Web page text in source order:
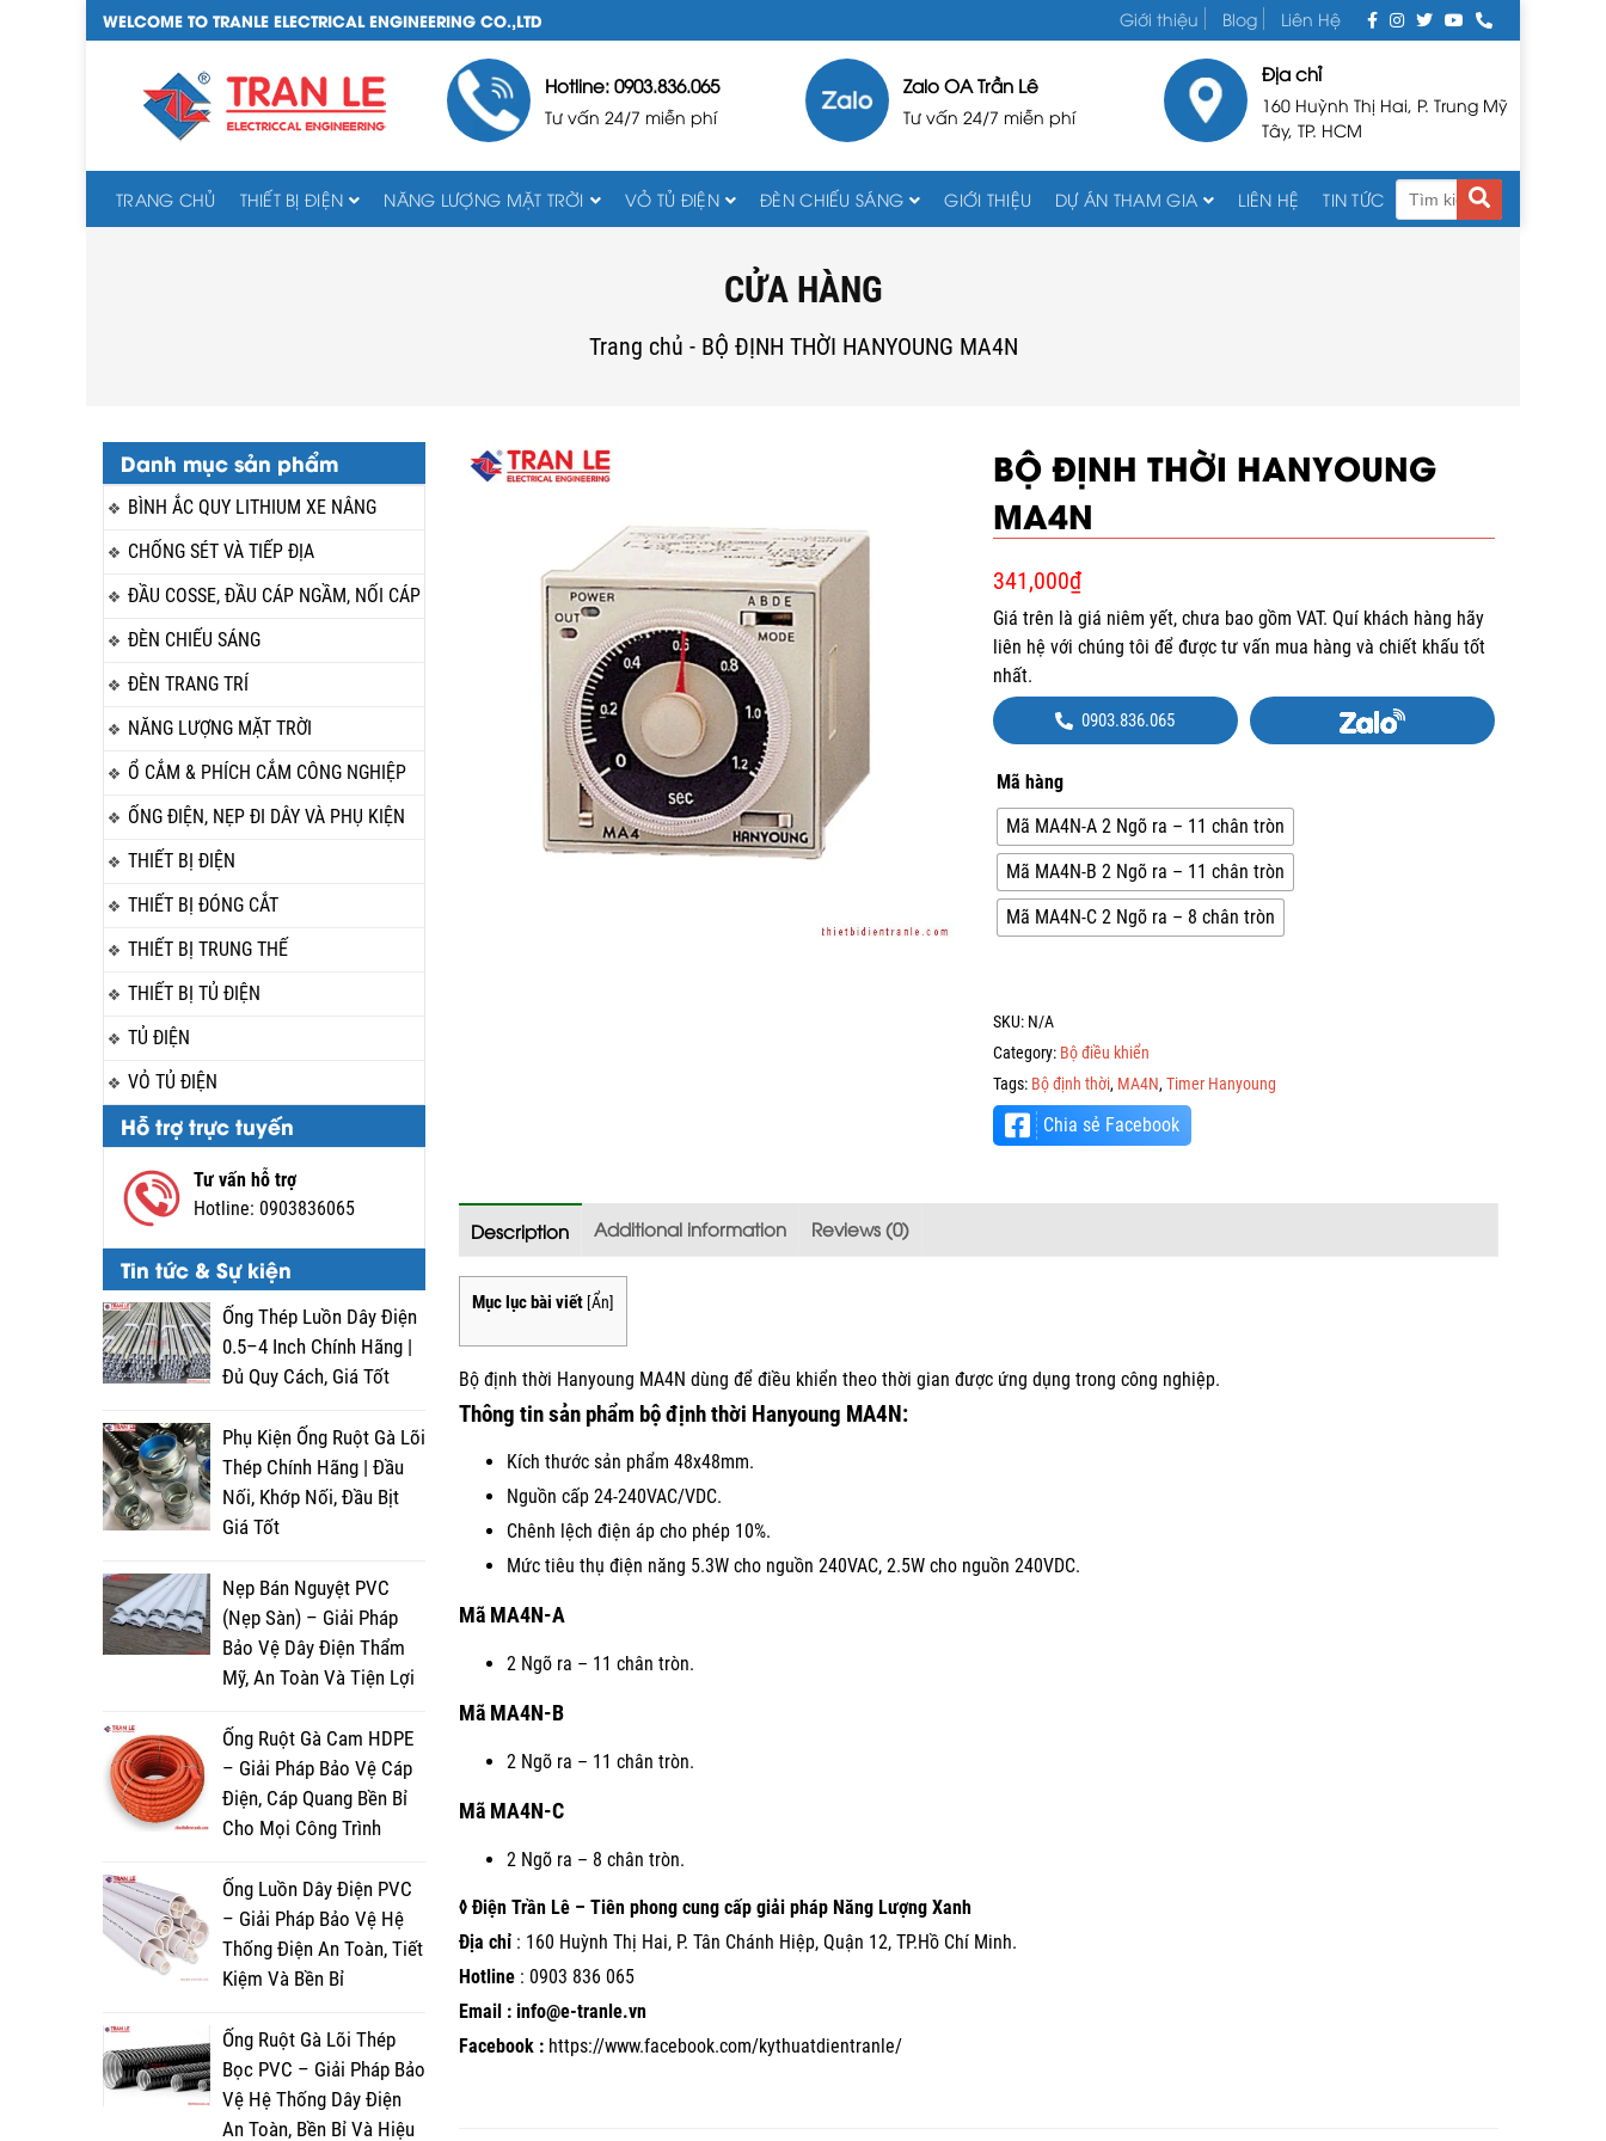
WELCOME TO TRANLE ELECTRICAL ENGINEERING CO.,LTD Giới thiệu Blog Liên Hệ
Hotline: 0903.836.065
Tư vấn 24/7 miễn phí
Zalo OA Trần Lê
Tư vấn 24/7 miễn phí
Địa chỉ
160 Huỳnh Thị Hai, P. Trung Mỹ
Tây, TP. HCM
TRANG CHỦ THIẾT BỊ ĐIỆN NĂNG LƯỢNG MẶT TRỜI VỎ TỦ ĐIỆN ĐÈN CHIẾU SÁNG GIỚI THIỆU DỰ ÁN THAM GIA LIÊN HỆ TIN TỨC
CỬA HÀNG
Trang chủ - BỘ ĐỊNH THỜI HANYOUNG MA4N
Danh mục sản phẩm
BÌNH ẮC QUY LITHIUM XE NÂNG
CHỐNG SÉT VÀ TIẾP ĐỊA
ĐẦU COSSE, ĐẦU CÁP NGẦM, NỐI CÁP
ĐÈN CHIẾU SÁNG
ĐÈN TRANG TRÍ
NĂNG LƯỢNG MẶT TRỜI
Ổ CẮM & PHÍCH CẮM CÔNG NGHIỆP
ỐNG ĐIỆN, NẸP ĐI DÂY VÀ PHỤ KIỆN
THIẾT BỊ ĐIỆN
THIẾT BỊ ĐÓNG CẮT
THIẾT BỊ TRUNG THẾ
THIẾT BỊ TỦ ĐIỆN
TỦ ĐIỆN
VỎ TỦ ĐIỆN
Hỗ trợ trực tuyến
Tư vấn hỗ trợ
Hotline: 0903836065
Tin tức & Sự kiện
Ống Thép Luồn Dây Điện
0.5–4 Inch Chính Hãng |
Đủ Quy Cách, Giá Tốt
Phụ Kiện Ống Ruột Gà Lõi
Thép Chính Hãng | Đầu
Nối, Khớp Nối, Đầu Bịt
Giá Tốt
Nẹp Bán Nguyệt PVC
(Nẹp Sàn) – Giải Pháp
Bảo Vệ Dây Điện Thẩm
Mỹ, An Toàn Và Tiện Lợi
Ống Ruột Gà Cam HDPE
– Giải Pháp Bảo Vệ Cáp
Điện, Cáp Quang Bền Bỉ
Cho Mọi Công Trình
Ống Luồn Dây Điện PVC
– Giải Pháp Bảo Vệ Hệ
Thống Điện An Toàn, Tiết
Kiệm Và Bền Bỉ
Ống Ruột Gà Lõi Thép
Bọc PVC – Giải Pháp Bảo
Vệ Hệ Thống Dây Điện
An Toàn, Bền Bỉ Và Hiệu
BỘ ĐỊNH THỜI HANYOUNG
MA4N
341,000₫
Giá trên là giá niêm yết, chưa bao gồm VAT. Quí khách hàng hãy
liên hệ với chúng tôi để được tư vấn mua hàng và chiết khấu tốt
nhất.
0903.836.065
Mã hàng
Mã MA4N-A 2 Ngõ ra – 11 chân tròn
Mã MA4N-B 2 Ngõ ra – 11 chân tròn
Mã MA4N-C 2 Ngõ ra – 8 chân tròn
SKU: N/A
Category: Bộ điều khiển
Tags: Bộ định thời, MA4N,Timer Hanyoung
Chia sẻ Facebook
Description Additional information Reviews (0)
Mục lục bài viết [Ẩn]
Bộ định thời Hanyoung MA4N dùng để điều khiển theo thời gian được ứng dụng trong công nghiệp.
Thông tin sản phẩm bộ định thời Hanyoung MA4N:
Kích thước sản phẩm 48x48mm.
Nguồn cấp 24-240VAC/VDC.
Chênh lệch điện áp cho phép 10%.
Mức tiêu thụ điện năng 5.3W cho nguồn 240VAC, 2.5W cho nguồn 240VDC.
Mã MA4N-A
2 Ngõ ra – 11 chân tròn.
Mã MA4N-B
2 Ngõ ra – 11 chân tròn.
Mã MA4N-C
2 Ngõ ra – 8 chân tròn.
◊ Điện Trần Lê – Tiên phong cung cấp giải pháp Năng Lượng Xanh
Địa chỉ : 160 Huỳnh Thị Hai, P. Tân Chánh Hiệp, Quận 12, TP.Hồ Chí Minh.
Hotline : 0903 836 065
Email : info@e-tranle.vn
Facebook : https://www.facebook.com/kythuatdientranle/